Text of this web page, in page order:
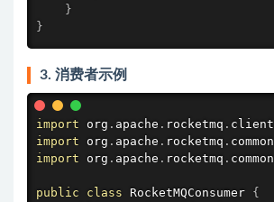
}
}
3. 消费者示例
import org . apache . rocketmq . client
import org . apache . rocketmq . common
import org . apache . rocketmq . common
public class RocketMQConsumer {